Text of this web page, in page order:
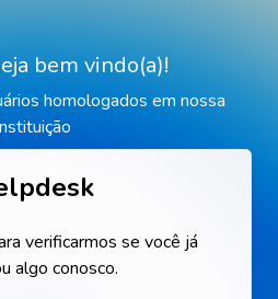
bem vindo(a)!
homologados em nossa
verificarmos se você já
algo conosco.